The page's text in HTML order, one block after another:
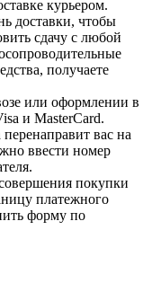
курьером.
доставки, чтобы
сдачу с любой
получаете
или оформлении в
и MasterCard.
вас на
ввести номер
покупки
платежного
форму по